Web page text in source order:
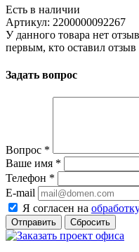
Есть в наличии
Артикул: 2200000092267
У данного товара нет
первым, кто оставил отзыв
Задать вопрос
Вопрос *
Ваше имя *
Телефон *
E-mail
Я согласен на
Сбросить